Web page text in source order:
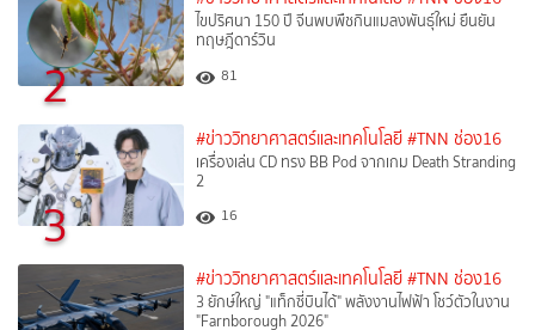
2
ไขปริศนา 150 ปี จีนพบพืชกินแมลงพันธุ์ใหม่ ยืนยัน
ทฤษฎีดาร์วิน
81
3
#ข่าววิทยาศาสตร์และเทคโนโลยี #TNN ช่อง16
เครื่องเล่น CD ทรง BB Pod จากเกม Death Stranding
2
16
#ข่าววิทยาศาสตร์และเทคโนโลยี #TNN ช่อง16
3 ยักษ์ใหญ่ "แท็กซี่บินได้" พลังงานไฟฟ้า โชว์ตัวในงาน
"Farnborough 2026"